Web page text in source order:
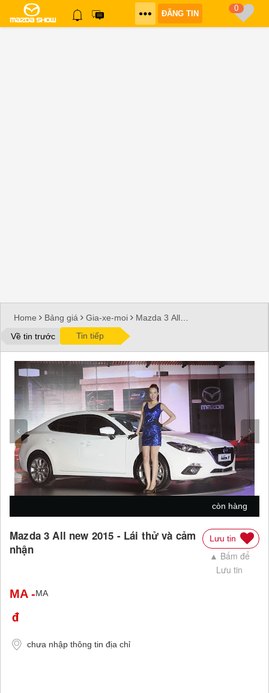
0
ĐĂNG TIN
Home Bảng giá Gia-xe-moi
Mazda 3 All
new 2015
Mazda 3 All new 2015 - Lái thử và
Về tin trước Tin tiếp
còn hàng
Lưu tin
Mazda 3 All new 2015 - Lái thử và cảm
nhận
▲ Bấm để
Lưu tin
MA -
chưa nhập thông tin địa chỉ
MA